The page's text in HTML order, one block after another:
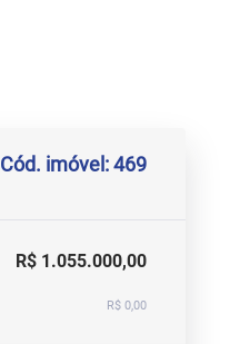
Cód. imóvel: 469
R$ 1.055.000,00
R$ 0,00